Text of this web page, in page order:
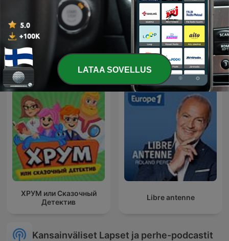
Fada Maluquinha no
mundo da lua
Kaikkien lasten Suomi
ХРУМ или Сказочный
Детектив
Libre antenne
Kansainväliset Lapset ja perhe-podcastit
LATAA SOVELLUS